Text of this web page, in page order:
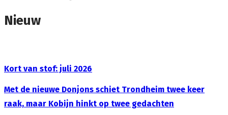
Nieuw
Kort van stof: juli 2026
Met de nieuwe Donjons schiet Trondheim twee keer
raak, maar Kobijn hinkt op twee gedachten